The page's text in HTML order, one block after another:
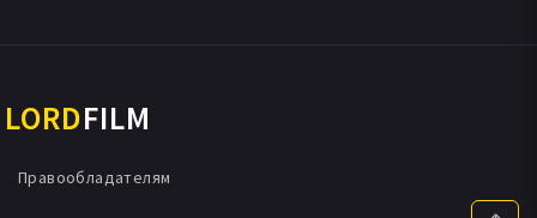
LORDFILM
Правообладателям